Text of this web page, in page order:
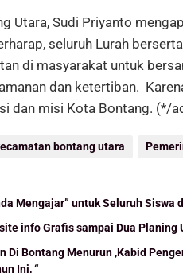
Utara, Sudi Priyanto
seluruh Lurah
di masyarakat untuk
dan ketertiban.
dan misi Kota Bontang. (*/
bontang utara
Mengajar” untuk Seluruh Siswa
info Grafis sampai Dua
Di Bontang Menurun ,Kabid
Ini, “